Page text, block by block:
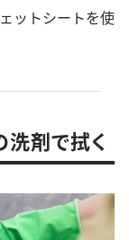
ットシートを使
洗剤で拭く